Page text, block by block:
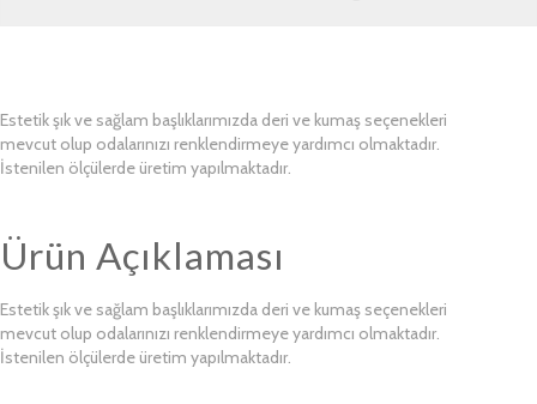
Estetik şık ve sağlam başlıklarımızda deri ve kumaş seçenekleri
mevcut olup odalarınızı renklendirmeye yardımcı olmaktadır.
İstenilen ölçülerde üretim yapılmaktadır.
Ürün Açıklaması
Estetik şık ve sağlam başlıklarımızda deri ve kumaş seçenekleri
mevcut olup odalarınızı renklendirmeye yardımcı olmaktadır.
İstenilen ölçülerde üretim yapılmaktadır.